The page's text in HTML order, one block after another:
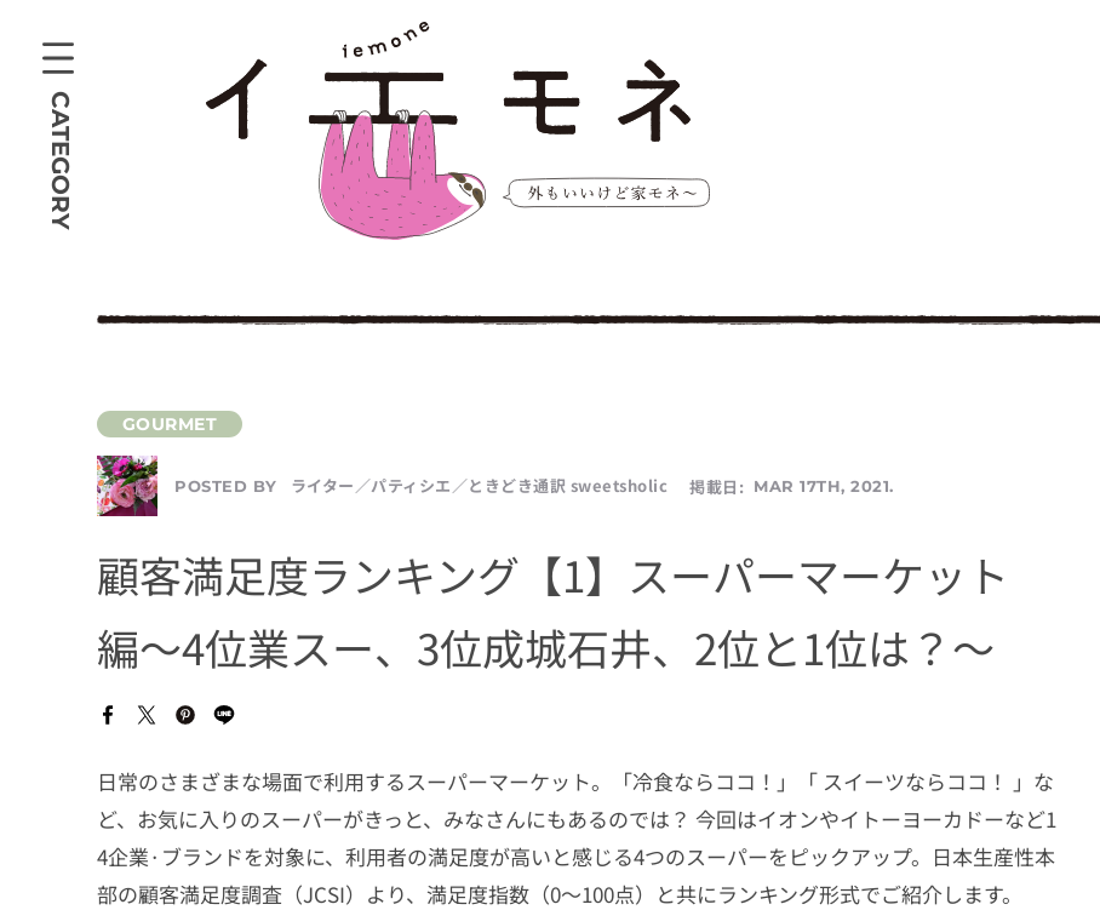
CATEGORY
POSTED BY ライター／パティシエ／ときどき通訳 sweetsholic 掲載日: MAR 17TH, 2021.
顧客満足度ランキング【1】スーパーマーケット
編〜4位業スー、3位成城石井、2位と1位は？〜
日常のさまざまな場面で利用するスーパーマーケット。「冷食ならココ！」「 スイーツならココ！ 」な
ど、お気に入りのスーパーがきっと、みなさんにもあるのでは？ 今回はイオンやイトーヨーカドーなど1
4企業·ブランドを対象に、利用者の満足度が高いと感じる4つのスーパーをピックアップ。日本生産性本
部の顧客満足度調査（JCSI）より、満足度指数（0～100点）と共にランキング形式でご紹介します。